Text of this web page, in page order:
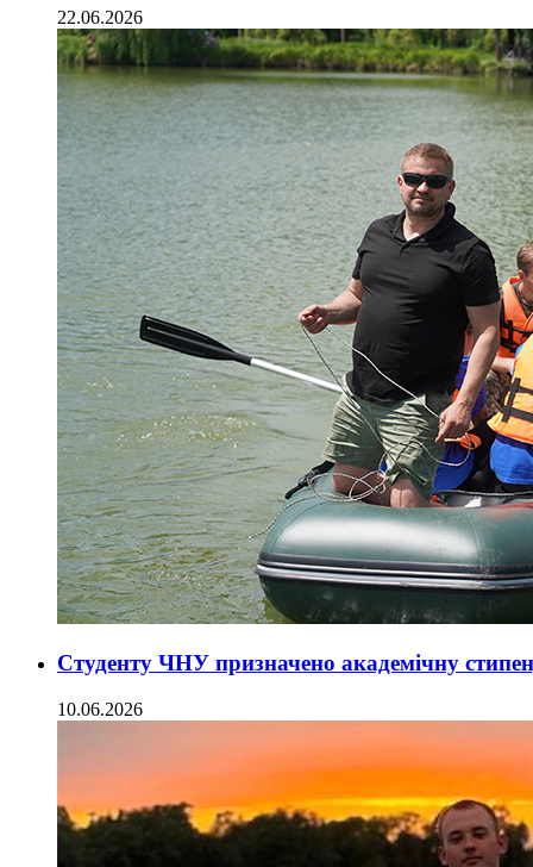
22.06.2026
Студенту ЧНУ призначено академічну
10.06.2026